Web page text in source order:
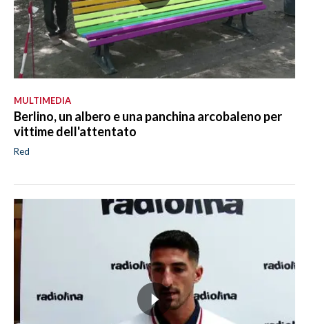
MULTIMEDIA
Berlino, un albero e una panchina arcobaleno per
vittime dell'attentato
Red